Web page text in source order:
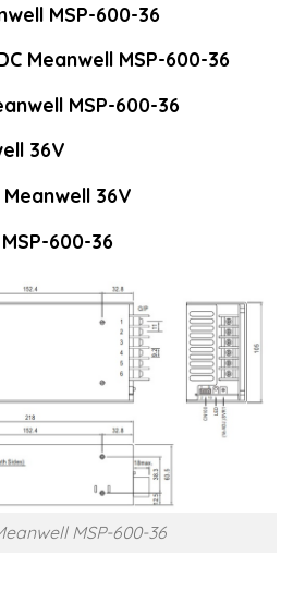
MSP-600-36
Meanwell MSP-600-36
MSP-600-36
36V
36V
600-36
MSP-600-36